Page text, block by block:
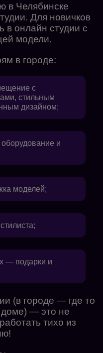
в Челябинске
Для новичков
в онлайн студии с
модели.
в городе:
с
стильным
дизайном;
и
моделей;
— подарки и
(в городе — где то
доме) — это не
тихо из